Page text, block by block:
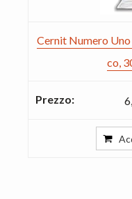
Cernit Numero
co,